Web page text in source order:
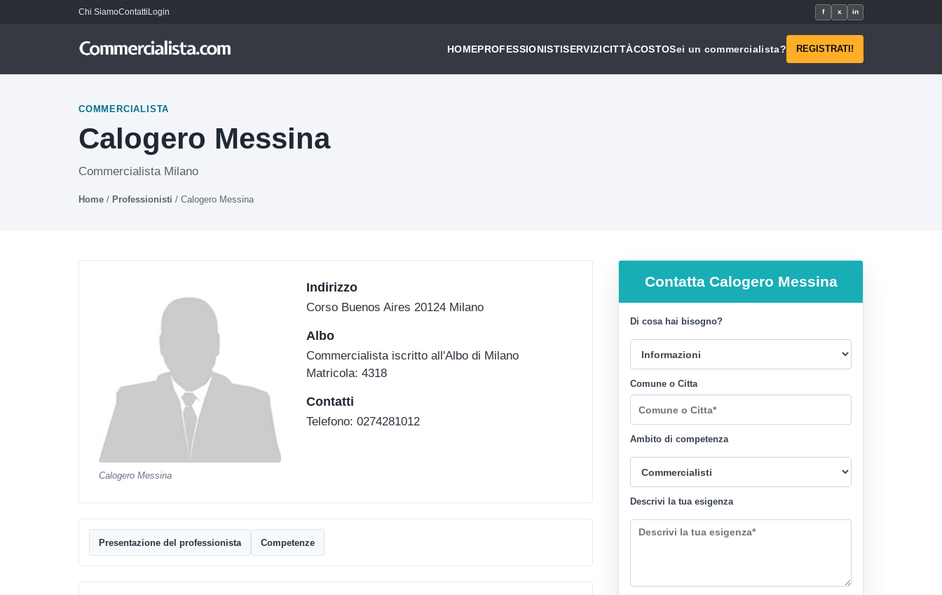
Chi SiamoContattiLogin f x in
HOMEPROFESSIONISTISERVIZICITTÀCOSTOSei un commercialista? REGISTRATI!
COMMERCIALISTA
Calogero Messina
Commercialista Milano
Home / Professionisti / Calogero Messina
Calogero Messina
Indirizzo
Corso Buenos Aires 20124 Milano
Albo
Commercialista iscritto all'Albo di Milano
Matricola: 4318
Contatti
Telefono: 0274281012
Presentazione del professionista Competenze
Contatta Calogero Messina
Di cosa hai bisogno?
Comune o Citta
Ambito di competenza
Descrivi la tua esigenza